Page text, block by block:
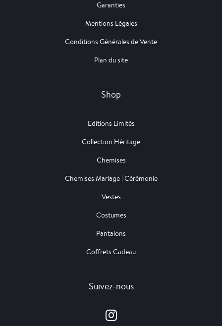
Garanties
Mentions Légales
Conditions Générales de Vente
Plan du site
Shop
Editions Limités
Collection Héritage
Chemises
Chemises Mariage | Cérémonie
Vestes
Costumes
Pantalons
Coffrets Cadeau
Suivez-nous